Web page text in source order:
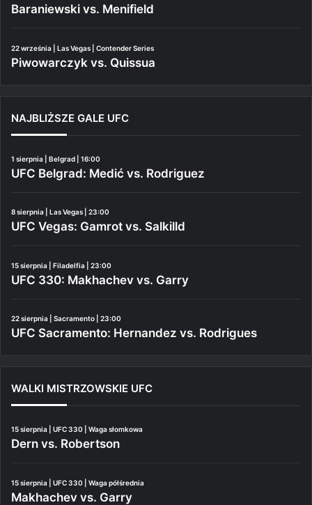
Baraniewski vs. Menifield
22 września | Las Vegas | Contender Series
Piwowarczyk vs. Quissua
NAJBLIŻSZE GALE UFC
1 sierpnia | Belgrad | 16:00
UFC Belgrad: Medić vs. Rodriguez
8 sierpnia | Las Vegas | 23:00
UFC Vegas: Gamrot vs. Salkilld
15 sierpnia | Filadelfia | 23:00
UFC 330: Makhachev vs. Garry
22 sierpnia | Sacramento | 23:00
UFC Sacramento: Hernandez vs. Rodrigues
WALKI MISTRZOWSKIE UFC
15 sierpnia | UFC 330 | Waga słomkowa
Dern vs. Robertson
15 sierpnia | UFC 330 | Waga półśrednia
Makhachev vs. Garry